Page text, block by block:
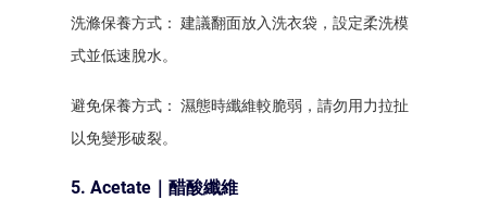
洗滌保養方式： 建議翻面放入洗衣袋，設定柔洗模
式並低速脫水。
避免保養方式： 濕態時纖維較脆弱，請勿用力拉扯
以免變形破裂。
5. Acetate｜醋酸纖維